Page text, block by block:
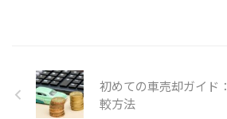
初めての車売却ガイド
較方法